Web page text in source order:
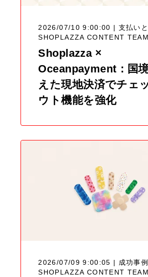
2026/07/10 9:00:00 | 支払い
SHOPLAZZA CONTENT TEAM
Shoplazza ×
Oceanpayment：国
えた現地決済でチェ
ウト機能を強化
2026/07/09 9:00:05 | 成功事例
SHOPLAZZA CONTENT TEAM